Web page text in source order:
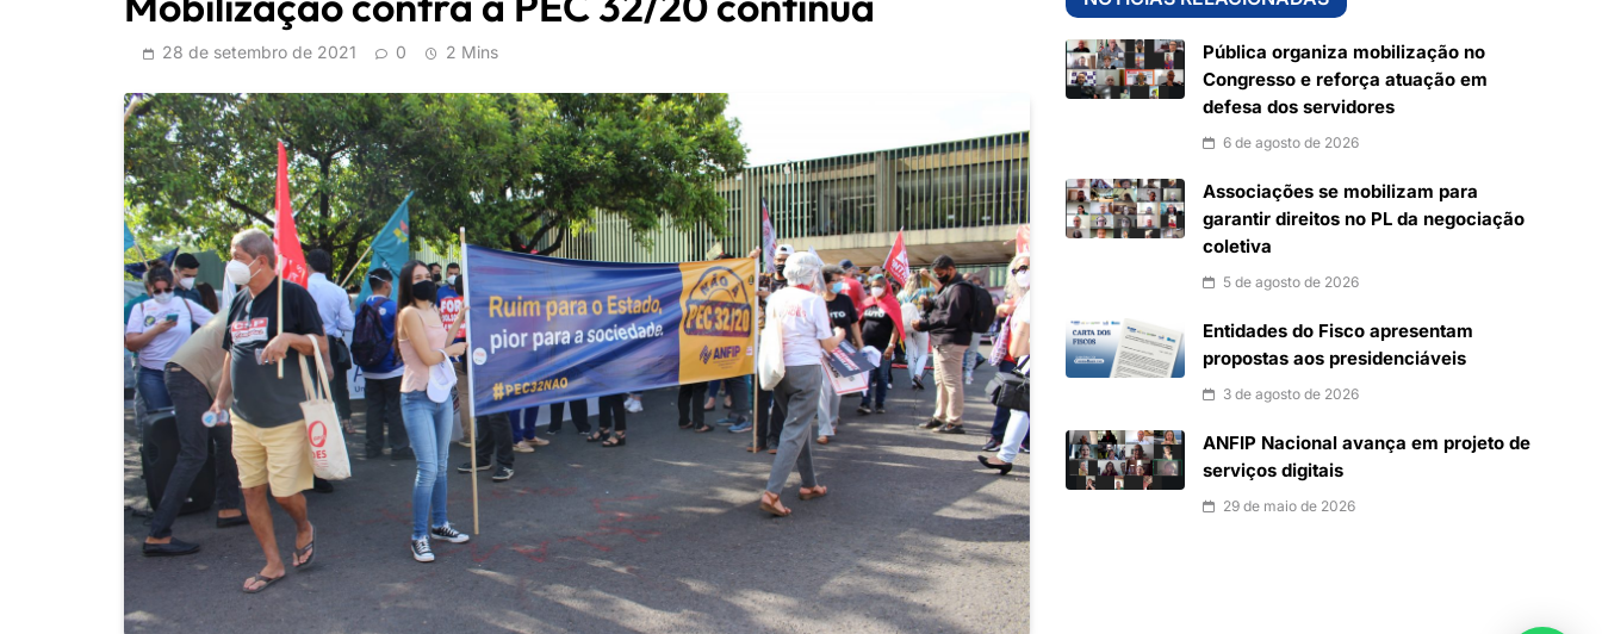
28 de setembro de 2021 0 2 Mins
Pública organiza mobilização no
Congresso e reforça atuação em
defesa dos servidores
6 de agosto de 2026
Associações se mobilizam para
garantir direitos no PL da negociação
coletiva
5 de agosto de 2026
Entidades do Fisco apresentam
propostas aos presidenciáveis
3 de agosto de 2026
ANFIP Nacional avança em projeto de
serviços digitais
29 de maio de 2026